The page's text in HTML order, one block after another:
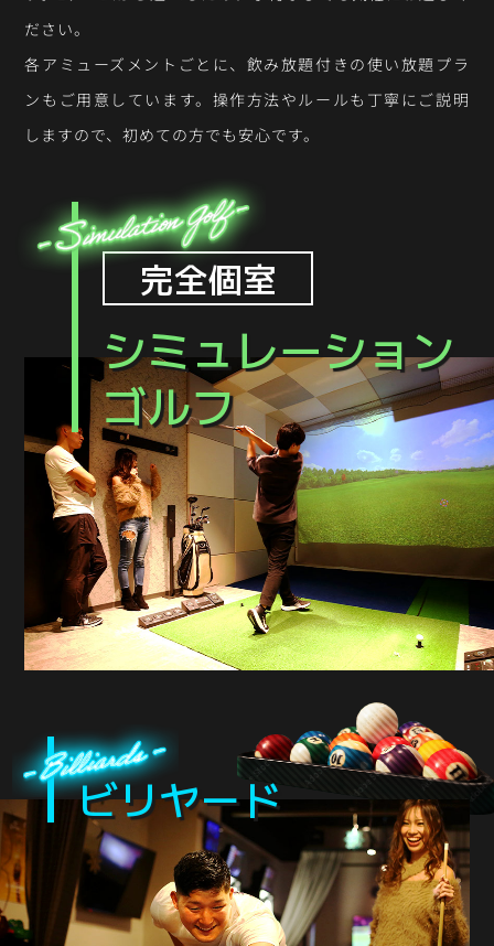
ださい。
各アミューズメントごとに、飲み放題付きの使い放題プラ
ンもご用意しています。操作方法やルールも丁寧にご説明
しますので、初めての方でも安心です。
完全個室
シミュレーション
ゴルフ
ビリヤード